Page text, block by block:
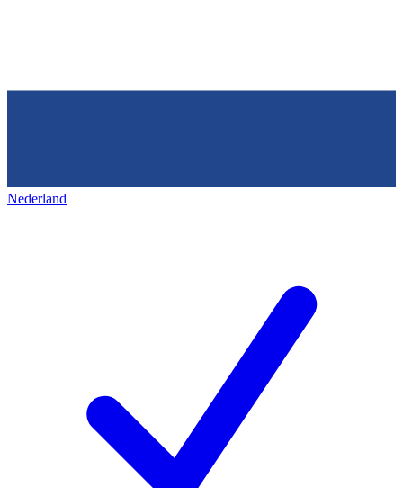
Nederland